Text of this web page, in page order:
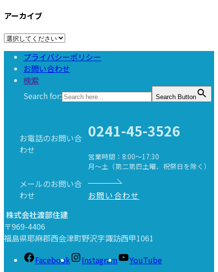
アーカイブ
プライバシーポリシー
お問い合わせ
検索
Search for:
Search Button
お電話のお問い合
わせ
0241-45-3526
営業時間：8:00～17:30
月～土（第二第四土曜、祝祭日を除く）
メールのお問い合
わせ
お問い合わせ
株式会社渡部住建
〒969-4406
福島県耶麻郡西会津町野沢字諏訪西甲1061
Facebook
Instagram
YouTube